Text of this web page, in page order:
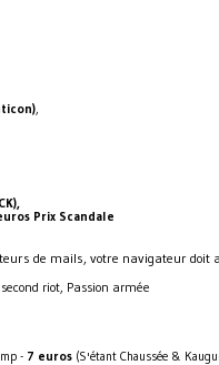
,
Prix Scandale
de mails, votre navigateur doit
riot, Passion armée
- 7 euros (S'étant Chaussée &